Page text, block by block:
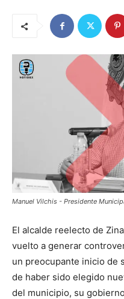
Manuel Vilchis - Presidente
El alcalde reelecto de
vuelto a generar
un preocupante inicio de
de haber sido elegido
del municipio, su